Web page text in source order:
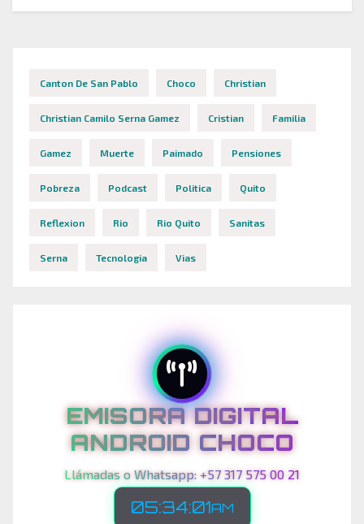
Canton De San Pablo Choco Christian
Christian Camilo Serna Gamez Cristian Familia
Gamez Muerte Paimado Pensiones
Pobreza Podcast Politica Quito
Reflexion Rio Rio Quito Sanitas
Serna Tecnologia Vias
EMISORA DIGITAL
ANDROID CHOCO
Llámadas o Whatsapp: +57 317 575 00 21
05:34:03AM